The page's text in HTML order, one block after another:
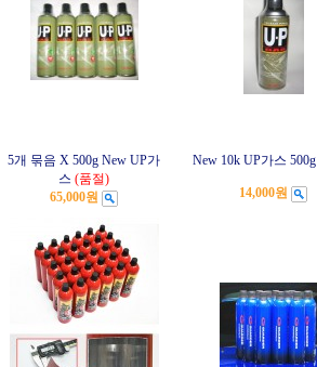
5개 묶음 X 500g New UP가
스 (품절)
65,000원
New 10k UP가스 500g
14,000원